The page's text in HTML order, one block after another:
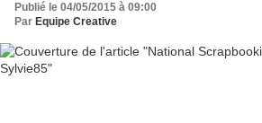
Publié le 04/05/2015 à 09:00
Par Equipe Creative